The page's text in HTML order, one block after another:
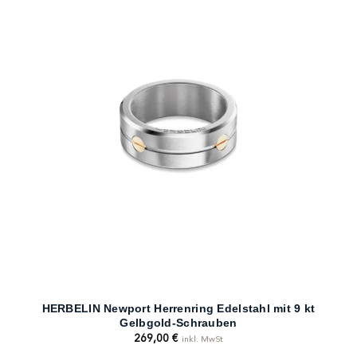
HERBELIN Newport Herrenring Edelstahl mit 9 kt
Gelbgold-Schrauben
269,00 € inkl. MwSt